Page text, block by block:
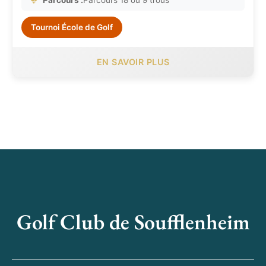
Tournoi École de Golf
EN SAVOIR PLUS
Golf Club de Soufflenheim